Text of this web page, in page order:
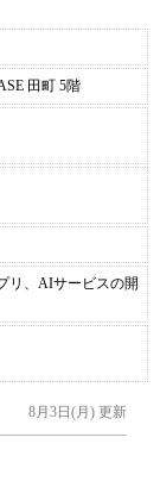
田町 5階
リ、AIサービスの開
8月3日(月) 更新